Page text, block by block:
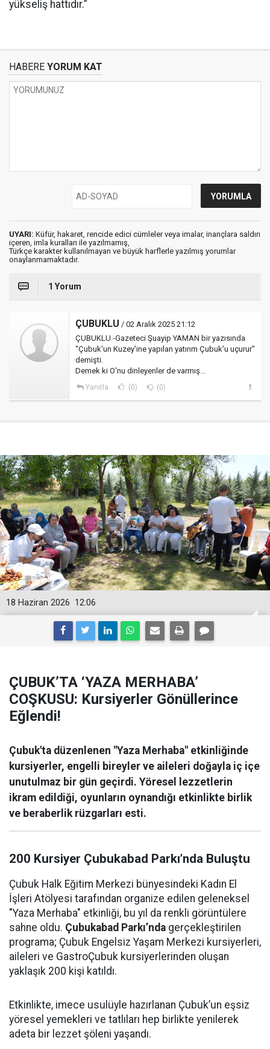
yükseliş hattıdır.”
HABERE YORUM KAT
UYARI: Küfür, hakaret, rencide edici cümleler veya imalar, inançlara saldırı
içeren, imla kuralları ile yazılmamış,
Türkçe karakter kullanılmayan ve büyük harflerle yazılmış yorumlar
onaylanmamaktadır.
1 Yorum
ÇUBUKLU / 02 Aralık 2025 21:12
ÇUBUKLU -Gazeteci Şuayip YAMAN bir yazısında
"Çubuk'un Kuzey'ine yapılan yatırım Çubuk'u uçurur"
demişti.
Demek ki O'nu dinleyenler de varmış...
Yanıtla (0) (0)
12:06
18 Haziran 2026
ÇUBUK’TA ‘YAZA MERHABA’
COŞKUSU: Kursiyerler Gönüllerince
Eğlendi!
Çubuk'ta düzenlenen "Yaza Merhaba" etkinliğinde
kursiyerler, engelli bireyler ve aileleri doğayla iç içe
unutulmaz bir gün geçirdi. Yöresel lezzetlerin
ikram edildiği, oyunların oynandığı etkinlikte birlik
ve beraberlik rüzgarları esti.
200 Kursiyer Çubukabad Parkı’nda Buluştu
Çubuk Halk Eğitim Merkezi bünyesindeki Kadın El
İşleri Atölyesi tarafından organize edilen geleneksel
"Yaza Merhaba" etkinliği, bu yıl da renkli görüntülere
sahne oldu. Çubukabad Parkı’nda gerçekleştirilen
programa; Çubuk Engelsiz Yaşam Merkezi kursiyerleri,
aileleri ve GastroÇubuk kursiyerlerinden oluşan
yaklaşık 200 kişi katıldı.
Etkinlikte, imece usulüyle hazırlanan Çubuk’un eşsiz
yöresel yemekleri ve tatlıları hep birlikte yenilerek
adeta bir lezzet şöleni yaşandı.